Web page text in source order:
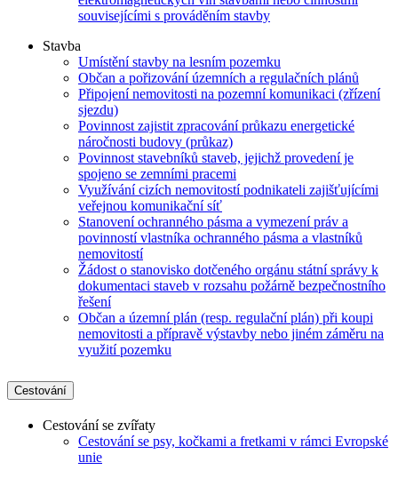
souvisejícími s prováděním stavby
Stavba
Umístění stavby na lesním pozemku
Občan a pořizování územních a regulačních plánů
Připojení nemovitosti na pozemní komunikaci (zřízení
sjezdu)
Povinnost zajistit zpracování průkazu energetické
náročnosti budovy (průkaz)
Povinnost stavebníků staveb, jejichž provedení je
spojeno se zemními pracemi
Využívání cizích nemovitostí podnikateli zajišťujícími
veřejnou komunikační síť
Stanovení ochranného pásma a vymezení práv a
povinností vlastníka ochranného pásma a vlastníků
nemovitostí
Žádost o stanovisko dotčeného orgánu státní správy k
dokumentaci staveb v rozsahu požárně bezpečnostního
řešení
Občan a územní plán (resp. regulační plán) při koupi
nemovitosti a přípravě výstavby nebo jiném záměru na
využití pozemku
Cestování
Cestování se zvířaty
Cestování se psy, kočkami a fretkami v rámci Evropské
unie